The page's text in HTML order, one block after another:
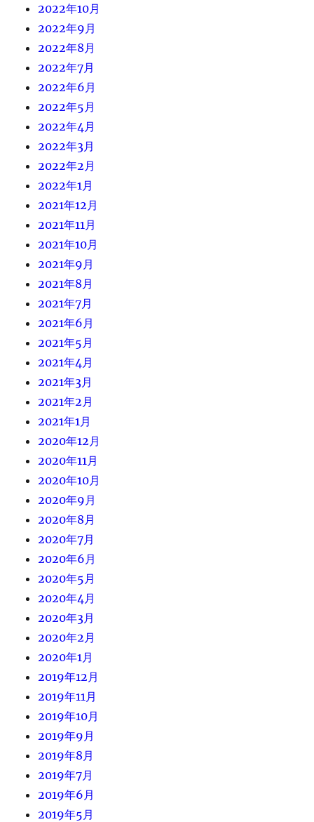
2022年10月
2022年9月
2022年8月
2022年7月
2022年6月
2022年5月
2022年4月
2022年3月
2022年2月
2022年1月
2021年12月
2021年11月
2021年10月
2021年9月
2021年8月
2021年7月
2021年6月
2021年5月
2021年4月
2021年3月
2021年2月
2021年1月
2020年12月
2020年11月
2020年10月
2020年9月
2020年8月
2020年7月
2020年6月
2020年5月
2020年4月
2020年3月
2020年2月
2020年1月
2019年12月
2019年11月
2019年10月
2019年9月
2019年8月
2019年7月
2019年6月
2019年5月